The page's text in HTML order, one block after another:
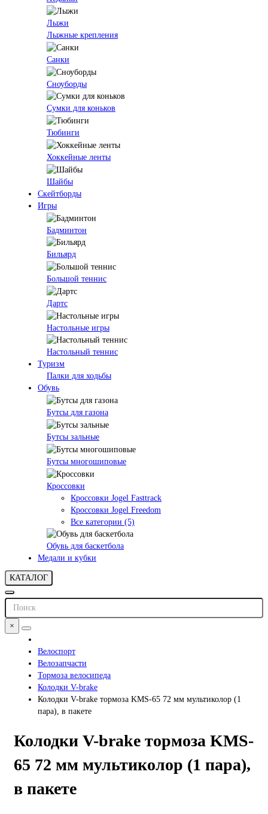
Лыжи
Лыжные крепления
Санки
Сноуборды
Сумки для коньков
Тюбинги
Хоккейные ленты
Шайбы
Скейтборды
Игры
Бадминтон
Бильярд
Большой теннис
Дартс
Настольные игры
Настольный теннис
Туризм
Палки для ходьбы
Обувь
Бутсы для газона
Бутсы зальные
Бутсы многошиповые
Кроссовки
Кроссовки Jogel Fasttrack
Кроссовки Jogel Freedom
Все категории (5)
Обувь для баскетбола
Медали и кубки
КАТАЛОГ
×
Велоспорт
Велозапчасти
Тормоза велосипеда
Колодки V-brake
Колодки V-brake тормоза KMS-65 72 мм мультиколор (1
пара), в пакете
Колодки V-brake тормоза KMS-
65 72 мм мультиколор (1 пара),
в пакете